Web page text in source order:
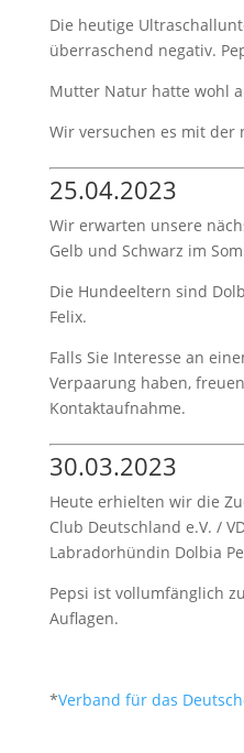
Die heutige
überraschend negativ.
Mutter Natur hatte wohl
Wir versuchen es mit der
25.04.2023
Wir erwarten unsere
Gelb und Schwarz im
Die Hundeeltern sind
Felix.
Falls Sie Interesse an
Verpaarung haben,
Kontaktaufnahme.
30.03.2023
Heute erhielten wir die
Club Deutschland e.V. /
Labradorhündin Dolbia
Pepsi ist vollumfänglich
Auflagen.
*Verband für das